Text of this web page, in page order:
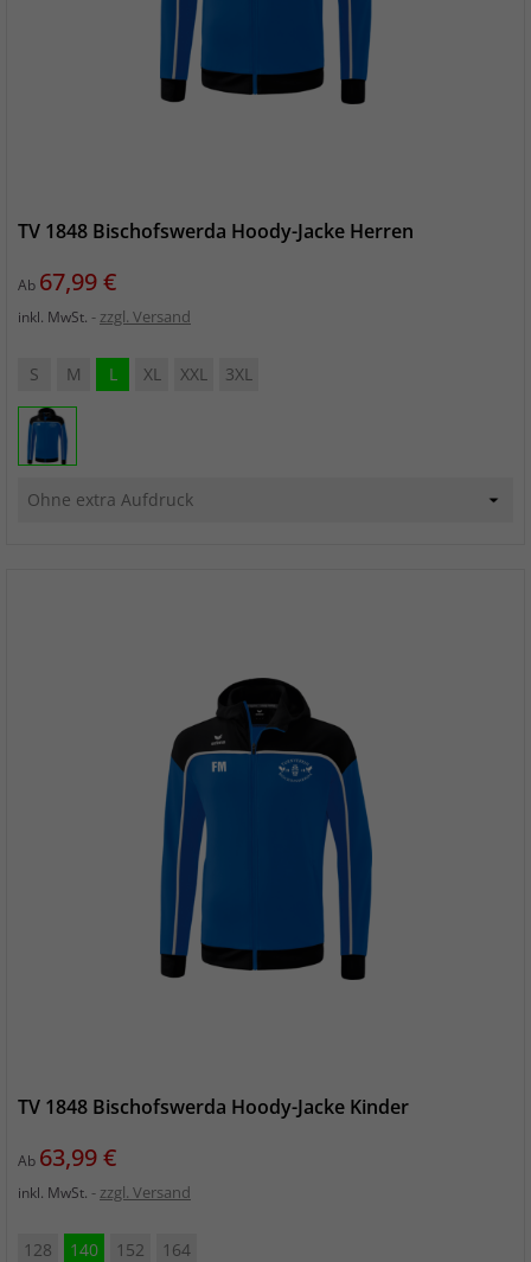
TV 1848 Bischofswerda Hoody-Jacke Herren
Ab Preis
67,99 €
inkl. MwSt. zzgl. Versand
S M L XL XXL 3XL
TV 1848 Bischofswerda Hoody-Jacke Kinder
Ab Preis
63,99 €
inkl. MwSt. zzgl. Versand
128 140 152 164